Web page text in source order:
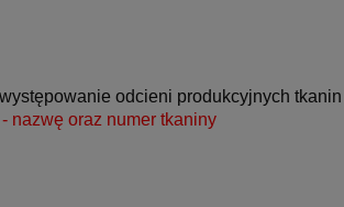
odcieni produkcyjnych tkanin
nazwę oraz numer tkaniny